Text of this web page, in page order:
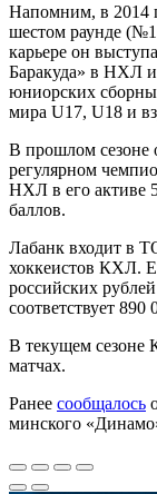
Напомним, в 2014
шестом раунде
карьере он
Баракуда» в НХЛ
юниорских
мира U17, U18 и
В прошлом сезоне
регулярном
НХЛ в его активе
баллов.
Лабанк входит в
хоккеистов КХЛ.
российских
соответствует
В текущем сезоне
матчах.
Ранее сообщалось
минского